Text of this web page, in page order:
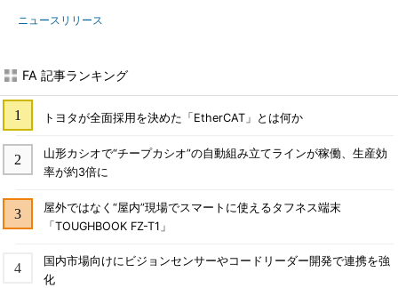
ニュースリリース
FA 記事ランキング
トヨタが全面採用を決めた「EtherCAT」とは何か
山形カシオで“チープカシオ”の自動組み立てラインが稼働、生産効
率が約3倍に
屋外ではなく“屋内”現場でスマートに使えるタフネス端末
「TOUGHBOOK FZ-T1」
国内市場向けにビジョンセンサーやコードリーダー開発で連携を強
化